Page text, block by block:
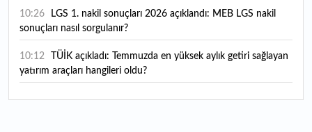
10:26
sonuçları nasıl sorgulanır?
10:12
yatırım araçları hangileri oldu?
10:04 Bugün temettü ödeyen 2 hissenin fiyatında düzeltme